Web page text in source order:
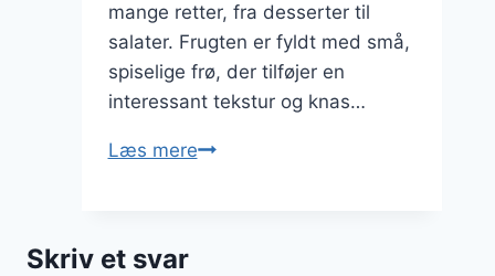
mange retter, fra desserter til
salater. Frugten er fyldt med små,
spiselige frø, der tilføjer en
interessant tekstur og knas…
Læs merePassionsfrugt
Skriv et svar